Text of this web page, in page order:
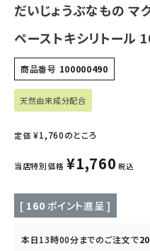
衛生用品
日用品雑貨
フェムケア
キッチン用品
だいじょうぶなもの マ
ペーストキシリトール
商品番号 100000490
天然由来成分配合
定価 ¥1,760のところ
当店特別価格 ¥1,760 税込
[ 160 ポイント進呈 ]
本日13時00分までのご注文で